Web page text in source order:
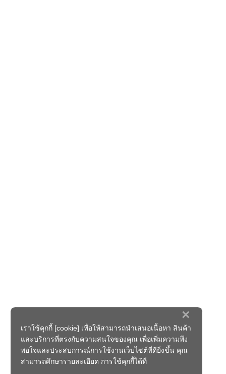
×
เราใช้คุกกี้ [cookie] เพื่อให้สามารถนำเสนอเนื้อหา สินค้า
และบริการที่ตรงกับความสนใจของคุณ เพื่อเพิ่มความพึง
พอใจและประสบการณ์การใช้งานเว็บไซต์ที่ดียิ่งขึ้น คุณ
สามารถศึกษารายละเอียด การใช้คุกกี้ได้ที่